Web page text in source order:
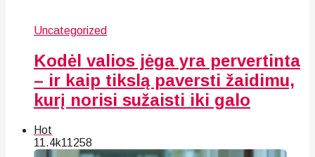
Uncategorized
Kodėl valios jėga yra pervertinta
– ir kaip tikslą paversti žaidimu,
kurį norisi sužaisti iki galo
Hot
11.4k11258